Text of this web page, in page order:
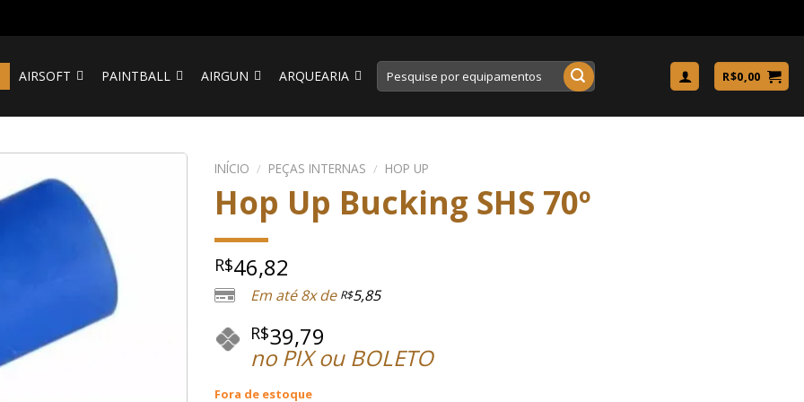
AIRSOFT PAINTBALL AIRGUN ARQUEARIA
Pesquisar
por:
R$0,00
INÍCIO / PEÇAS INTERNAS / HOP UP
Hop Up Bucking SHS 70º
R$46,82
Em até 8x de R$5,85
R$39,79
no PIX ou BOLETO
Fora de estoque